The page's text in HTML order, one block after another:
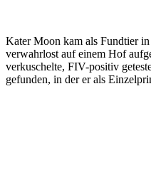
Kater Moon kam als Fundtier
verwahrlost auf einem Hof
verkuschelte, FIV-positiv
gefunden, in der er als